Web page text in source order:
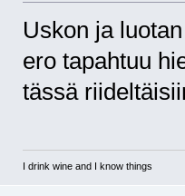
Uskon ja
ero tapahtuu
tässä
I drink wine and I know things